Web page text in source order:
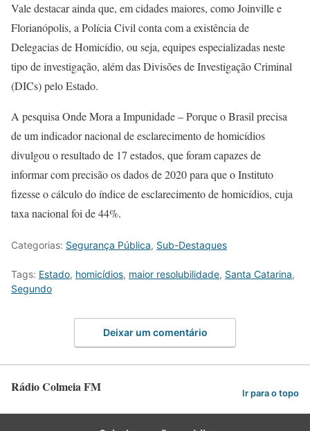
Vale destacar ainda que, em cidades maiores, como Joinville e
Florianópolis, a Polícia Civil conta com a existência de
Delegacias de Homicídio, ou seja, equipes especializadas neste
tipo de investigação, além das Divisões de Investigação Criminal
(DICs) pelo Estado.
A pesquisa Onde Mora a Impunidade – Porque o Brasil precisa
de um indicador nacional de esclarecimento de homicídios
divulgou o resultado de 17 estados, que foram capazes de
informar com precisão os dados de 2020 para que o Instituto
fizesse o cálculo do índice de esclarecimento de homicídios, cuja
taxa nacional foi de 44%.
Categorias: Segurança Pública, Sub-Destaques
Tags: Estado, homicídios, maior resolubilidade, Santa Catarina,
Segundo
Deixar um comentário
Rádio Colmeia FM Ir para o topo